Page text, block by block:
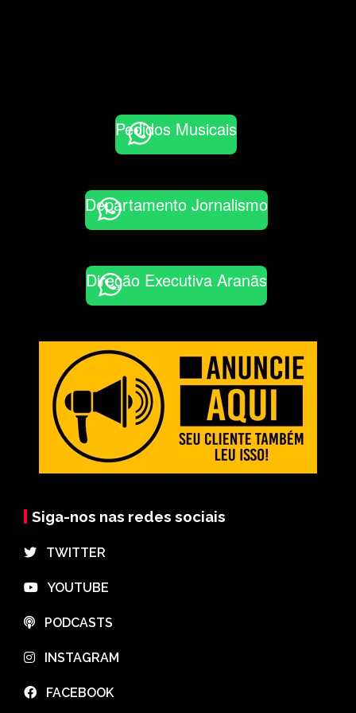
Pedidos Musicais
Departamento Jornalismo
Direção Executiva Aranãs
Siga-nos nas redes sociais
⠀TWITTER
⠀YOUTUBE
⠀PODCASTS
⠀INSTAGRAM
⠀FACEBOOK